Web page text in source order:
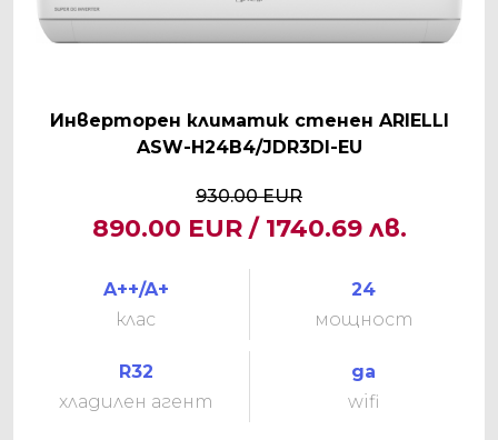
Инверторен климатик стенен ARIELLI
ASW-H24B4/JDR3DI-EU
930.00 EUR
890.00 EUR / 1740.69 лв.
A++/A+
клас
24
мощност
R32
хладилен агент
да
wifi